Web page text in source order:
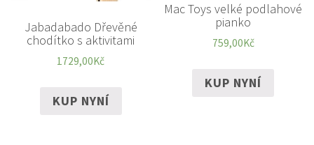
Jabadabado Dřevěné
chodítko s aktivitami
1729,00Kč
KUP NYNÍ
Mac Toys velké podlahové
pianko
759,00Kč
KUP NYNÍ